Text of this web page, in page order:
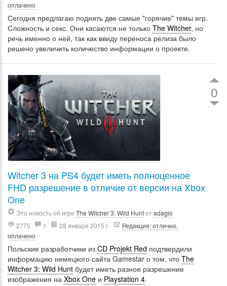
оплачено
Сегодня предлагаю поднять две самые "горячие" темы игр.
Сложность и секс. Они касаются не только The Witcher, но
речь именно о ней, так как ввиду переноса релиза было
решено увеличить количество информации о проекте.
0
Witcher 3 на PS4 будет иметь полноценное
FHD разрешение в отличие от версии на Xbox
One
Это новость об игре The Witcher 3: Wild Huntотadagio
2775
1 28 января 2015 г.
Редакция: отлично,
оплачено
Польские разработчики из CD Projekt Red подтвердили
информацию немецкого сайта Gamestar о том, что The
Witcher 3: Wild Hunt будет иметь разное разрешение
изображения на Xbox One и Playstation 4.